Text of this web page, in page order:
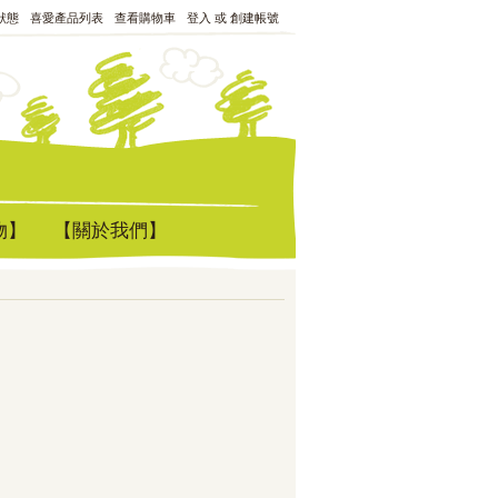
態 喜愛產品列表 查看購物車 登入 或 創建帳號
【關於我們】